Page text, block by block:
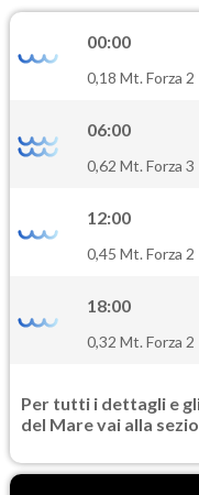
(Diossido di azoto)
PM10
PM25
00:00
0,18 Mt. Forza 2
06:00
0,62 Mt. Forza 3
12:00
0,45 Mt. Forza 2
18:00
0,32 Mt. Forza 2
Per tutti i dettagli e
del Mare vai alla